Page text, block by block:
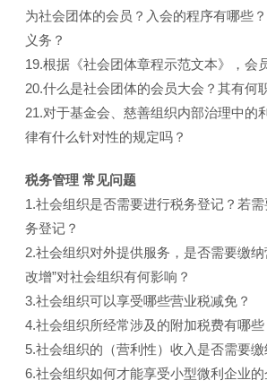
为社会团体的会员？入会的程序有哪些
义务？
19.根据《社会团体章程示范文本》，会
20.什么是社会团体的会员大会？其有何
21.对于基金会、慈善组织内部治理中的
律有什么针对性的规定吗？
税务管理 常见问题
1.社会组织是否需要进行税务登记？若
务登记？
2.社会组织对外提供服务，是否需要缴
改增”对社会组织有何影响？
3.社会组织可以享受哪些营业税减免？
4.社会组织所经常涉及的附加税费有哪些
5.社会组织的（营利性）收入是否需要缴
6.社会组织如何才能享受小型微利企业的